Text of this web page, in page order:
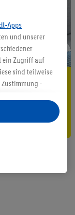
Apps
und unserer
ein Zugriff auf
sind teilweise
-
TCF
werden